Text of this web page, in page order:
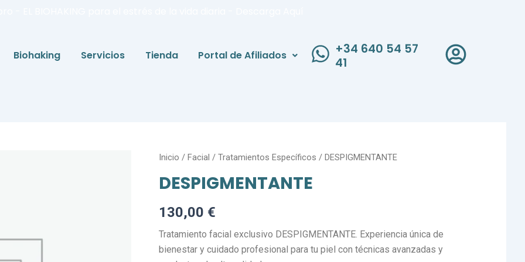
Biohaking Servicios Tienda Portal de Afiliados
+34 640 54 57
41
Inicio /Facial /Tratamientos Específicos / DESPIGMENTANTE
DESPIGMENTANTE
130,00 €
Tratamiento facial exclusivo DESPIGMENTANTE. Experiencia única de
bienestar y cuidado profesional para tu piel con técnicas avanzadas y
DESPIGMENTANTE